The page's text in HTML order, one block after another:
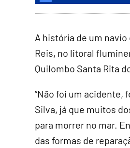
A história de um
Reis, no litoral
Quilombo Santa Rita
“Não foi um acidente,
Silva, já que muitos
para morrer no mar.
das formas de